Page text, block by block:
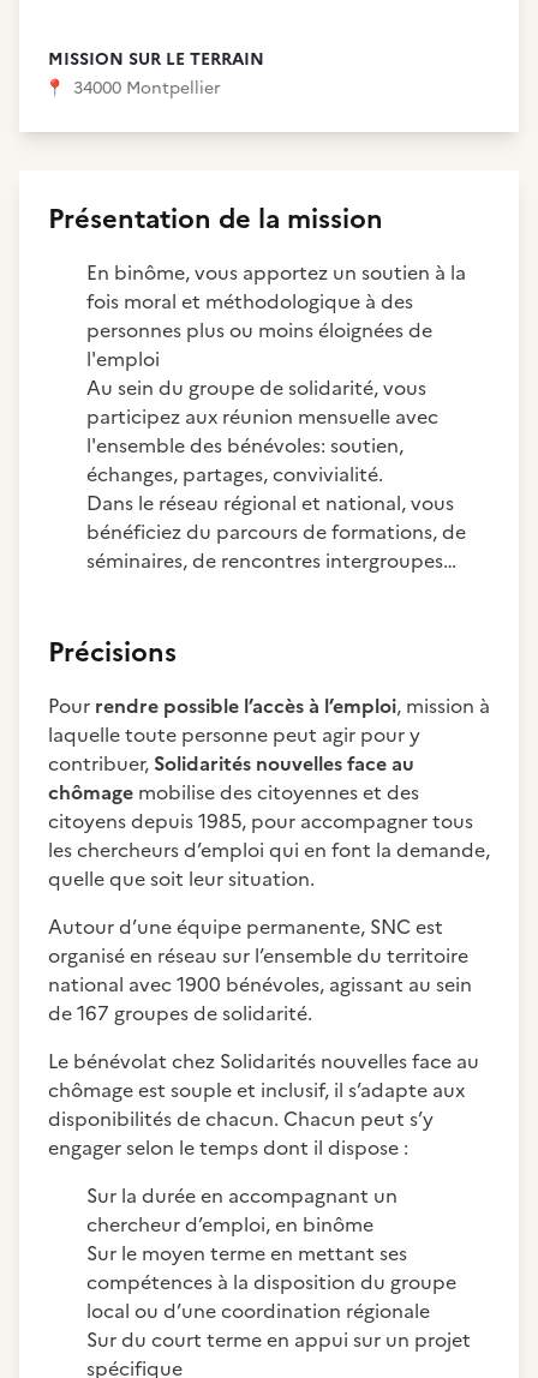
MISSION SUR LE TERRAIN
📍 34000 Montpellier
Présentation de la mission
En binôme, vous apportez un soutien à la
fois moral et méthodologique à des
personnes plus ou moins éloignées de
l'emploi
Au sein du groupe de solidarité, vous
participez aux réunion mensuelle avec
l'ensemble des bénévoles: soutien,
échanges, partages, convivialité.
Dans le réseau régional et national, vous
bénéficiez du parcours de formations, de
séminaires, de rencontres intergroupes…
Précisions
Pour rendre possible l’accès à l’emploi, mission à
laquelle toute personne peut agir pour y
contribuer, Solidarités nouvelles face au
chômage mobilise des citoyennes et des
citoyens depuis 1985, pour accompagner tous
les chercheurs d’emploi qui en font la demande,
quelle que soit leur situation.
Autour d’une équipe permanente, SNC est
organisé en réseau sur l’ensemble du territoire
national avec 1900 bénévoles, agissant au sein
de 167 groupes de solidarité.
Le bénévolat chez Solidarités nouvelles face au
chômage est souple et inclusif, il s’adapte aux
disponibilités de chacun. Chacun peut s’y
engager selon le temps dont il dispose :
Sur la durée en accompagnant un
chercheur d’emploi, en binôme
Sur le moyen terme en mettant ses
compétences à la disposition du groupe
local ou d’une coordination régionale
Sur du court terme en appui sur un projet
spécifique